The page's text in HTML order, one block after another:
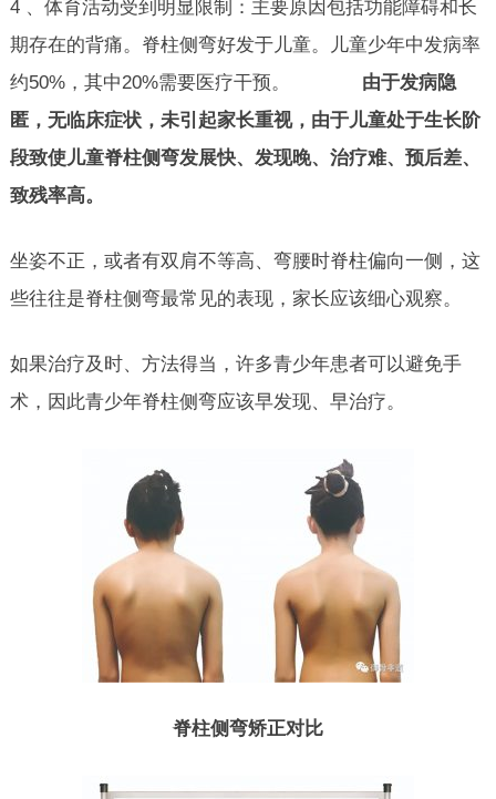
4 、体育活动受到明显限制：主要原因包括功能障碍和长
期存在的背痛。脊柱侧弯好发于儿童。儿童少年中发病率
约50%，其中20%需要医疗干预。
由于发病隐
匿，无临床症状，未引起家长重视，由于儿童处于生长阶
段致使儿童脊柱侧弯发展快、发现晚、治疗难、预后差、
致残率高。
坐姿不正，或者有双肩不等高、弯腰时脊柱偏向一侧，这
些往往是脊柱侧弯最常见的表现，家长应该细心观察。
如果治疗及时、方法得当，许多青少年患者可以避免手
术，因此青少年脊柱侧弯应该早发现、早治疗。
脊柱侧弯矫正对比